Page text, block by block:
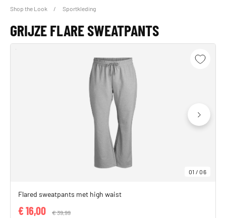
SHOP THE LOOK
Shop the Look Sportkleding
GRIJZE FLARE SWEATPANTS
01 /06
Flared sweatpants met high waist
Price reduced from
€ 39,99
€ 16,00